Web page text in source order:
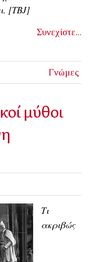
[ΤΒJ]
Συνεχίστε...
Γνώμες
μύθοι
Τι
ακριβώς